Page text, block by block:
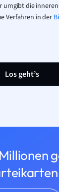
umgibt die
Verfahren in der
Los geht’s